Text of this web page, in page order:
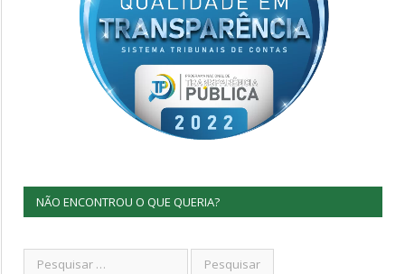
NÃO ENCONTROU O QUE QUERIA?